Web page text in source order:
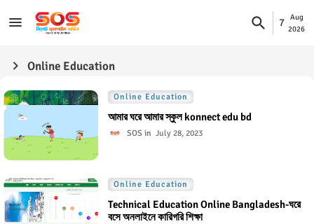
7
Aug
2026
Online Education
Online Education
আমার ঘরে আমার স্কুল konnect edu bd
SOS July 28, 2023
Online Education
Technical Education Online Bangladesh-ঘরে
বসে অনলাইনে কারিগরি শিক্ষা